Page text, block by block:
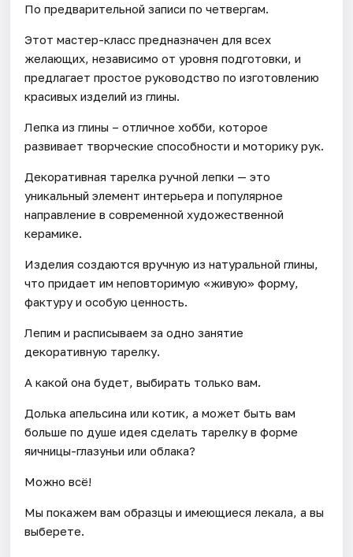
По предварительной записи по четвергам.
Этот мастер-класс предназначен для всех
желающих, независимо от уровня подготовки, и
предлагает простое руководство по изготовлению
красивых изделий из глины.
Лепка из глины – отличное хобби, которое
развивает творческие способности и моторику рук.
Декоративная тарелка ручной лепки — это
уникальный элемент интерьера и популярное
направление в современной художественной
керамике.
Изделия создаются вручную из натуральной глины,
что придает им неповторимую «живую» форму,
фактуру и особую ценность.
Лепим и расписываем за одно занятие
декоративную тарелку.
А какой она будет, выбирать только вам.
Долька апельсина или котик, а может быть вам
больше по душе идея сделать тарелку в форме
яичницы-глазуньи или облака?
Можно всё!
Мы покажем вам образцы и имеющиеся лекала, а вы
выберете.